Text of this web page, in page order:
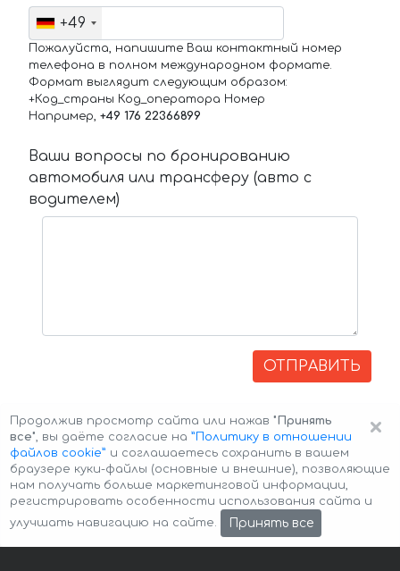
+49
Пожалуйста, напишите Ваш контактный номер
телефона в полном международном формате.
Формат выглядит следующим образом:
+Код_страны Код_оператора Номер
Например, +49 176 22366899
Ваши вопросы по бронированию
автомобиля или трансферу (авто с
водителем)
ОТПРАВИТЬ
Авторские права © 2026 Авто-Аренда Cookie Policy
×
Продолжив просмотр сайта или нажав "Принять
все", вы даёте согласие на ”Политику в отношении
файлов cookie” и соглашаетесь сохранить в вашем
браузере куки-файлы (основные и внешние), позволяющие
нам получать больше маркетинговой информации,
регистрировать особенности использования сайта и
улучшать навигацию на сайте.
Принять все